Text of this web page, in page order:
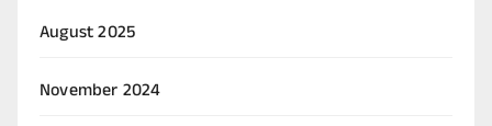
August 2025
November 2024